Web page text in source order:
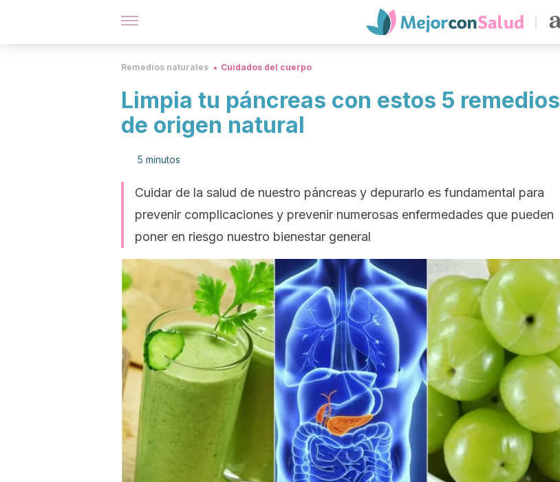
Remedios naturales Cuidados del cuerpo
Limpia tu páncreas con estos 5 remedios
de origen natural
5 minutos
Cuidar de la salud de nuestro páncreas y depurarlo es fundamental para
prevenir complicaciones y prevenir numerosas enfermedades que pueden
poner en riesgo nuestro bienestar general